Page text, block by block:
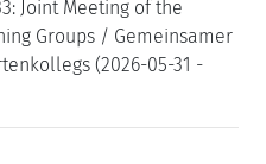
Joint Meeting of the
Groups / Gemeinsamer
(2026-05-31 -